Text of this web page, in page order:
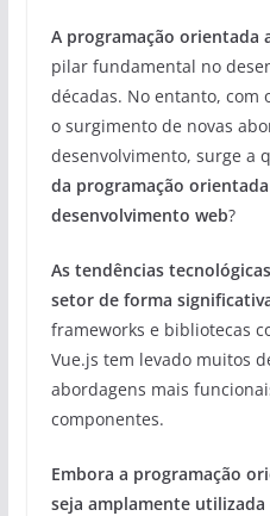
A programação orientada
pilar fundamental no
décadas. No entanto, com
o surgimento de novas
desenvolvimento, surge a
da programação
desenvolvimento web?
As tendências
setor de forma
frameworks e bibliotecas
Vue.js tem levado muitos
abordagens mais
componentes.
Embora a programação
seja amplamente utilizada